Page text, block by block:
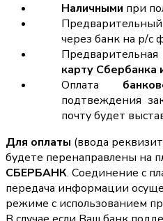
Наличными при
через банк на р/с
Предварительная
карту Сбербанка
Оплата
подтвеждения
почту будет
Для оплаты (ввода
будете перенаправлены на
СБЕРБАНК. Соединение с
передача информации
режиме с использованием